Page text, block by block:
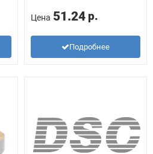
Цена 51.24 р.
Подробнее